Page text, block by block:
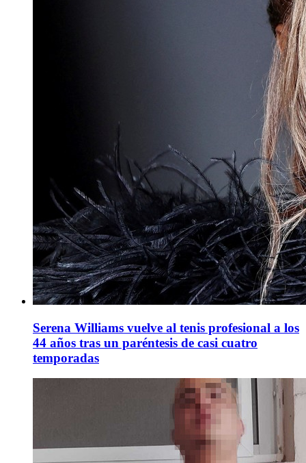
Serena Williams vuelve al tenis profesional a los
44 años tras un paréntesis de casi cuatro
temporadas